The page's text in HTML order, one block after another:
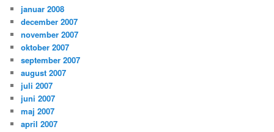
januar 2008
december 2007
november 2007
oktober 2007
september 2007
august 2007
juli 2007
juni 2007
maj 2007
april 2007